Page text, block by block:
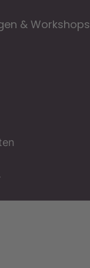
& Workshops